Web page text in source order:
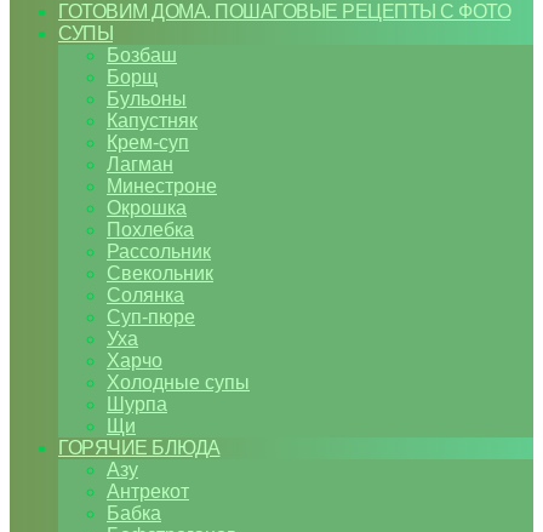
ГОТОВИМ ДОМА. ПОШАГОВЫЕ РЕЦЕПТЫ С ФОТО
СУПЫ
Бозбаш
Борщ
Бульоны
Капустняк
Крем-суп
Лагман
Минестроне
Окрошка
Похлебка
Рассольник
Свекольник
Солянка
Суп-пюре
Уха
Харчо
Холодные супы
Шурпа
Щи
ГОРЯЧИЕ БЛЮДА
Азу
Антрекот
Бабка